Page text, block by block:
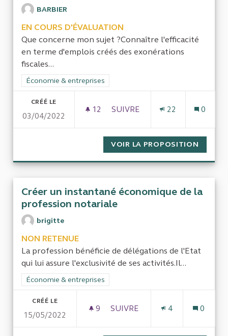
BARBIER
EN COURS D'ÉVALUATION
Que concerne mon sujet ?Connaître l'efficacité
en terme d'emplois créés des exonérations
fiscales...
Filtrer les résultats de la catégorie : Économie & entreprises
Économie & entreprises
CRÉÉ LE
03/04/2022
12 12 ABONNÉS
SUIVRE
22 0
VOIR LA PROPOSITION
Créer un instantané économique de la
profession notariale
brigitte
NON RETENUE
La profession bénéficie de délégations de l'Etat
qui lui assure l'exclusivité de ses activités.Il...
Filtrer les résultats de la catégorie : Économie & entreprises
Économie & entreprises
CRÉÉ LE
15/05/2022
9 9 ABONNÉS
SUIVRE
4 0